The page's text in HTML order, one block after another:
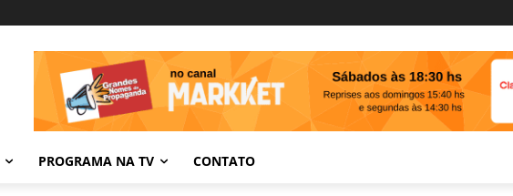
PROGRAMA NA TV CONTATO